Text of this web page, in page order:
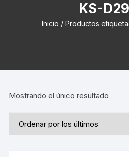
KS-
Inicio / Productos
Mostrando el único resultado